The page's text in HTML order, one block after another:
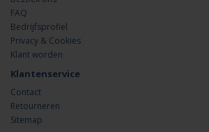
FAQ
Bedrijfsprofiel
Privacy & Cookies
Klant worden
Klantenservice
Contact
Retourneren
Sitemap